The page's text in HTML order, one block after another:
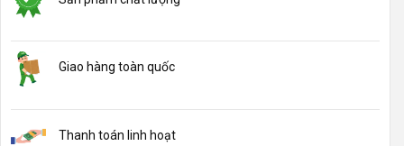
Giao hàng toàn quốc
Thanh toán linh hoạt